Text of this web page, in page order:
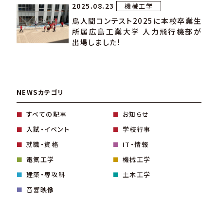
2025.08.23 機械工学
鳥人間コンテスト2025に本校卒業生
所属広島工業大学 人力飛行機部が
出場しました!
NEWSカテゴリ
すべての記事
お知らせ
入試・イベント
学校行事
就職・資格
IT・情報
電気工学
機械工学
建築・専攻科
土木工学
音響映像